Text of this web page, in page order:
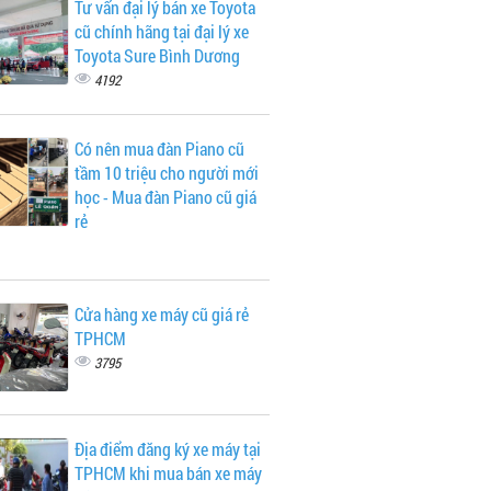
Tư vấn đại lý bán xe Toyota
cũ chính hãng tại đại lý xe
Toyota Sure Bình Dương
4192
Có nên mua đàn Piano cũ
tầm 10 triệu cho người mới
học - Mua đàn Piano cũ giá
rẻ
Cửa hàng xe máy cũ giá rẻ
TPHCM
3795
Địa điểm đăng ký xe máy tại
TPHCM khi mua bán xe máy